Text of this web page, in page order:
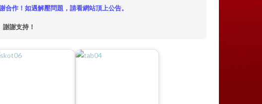
作！如遇解壓問題，請看網站頂上公告。
謝支持！